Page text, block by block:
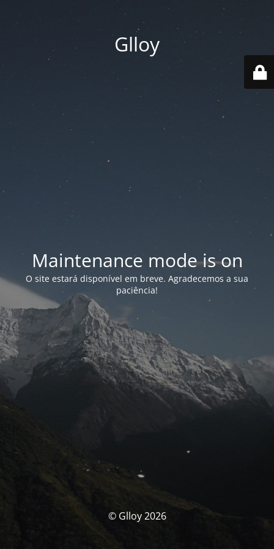
Glloy
Maintenance mode is on
O site estará disponível em breve. Agradecemos a sua
paciência!
© Glloy 2026